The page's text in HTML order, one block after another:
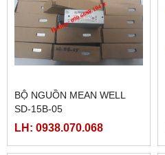
BỘ NGUỒN MEAN WELL
SD-15B-05
LH: 0938.070.068